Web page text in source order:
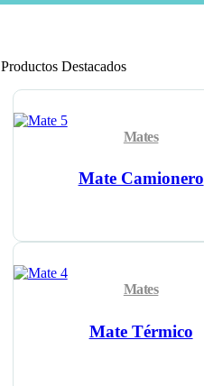
Productos Destacados
Mate Camionero
Mates
Mate Térmico
Mates